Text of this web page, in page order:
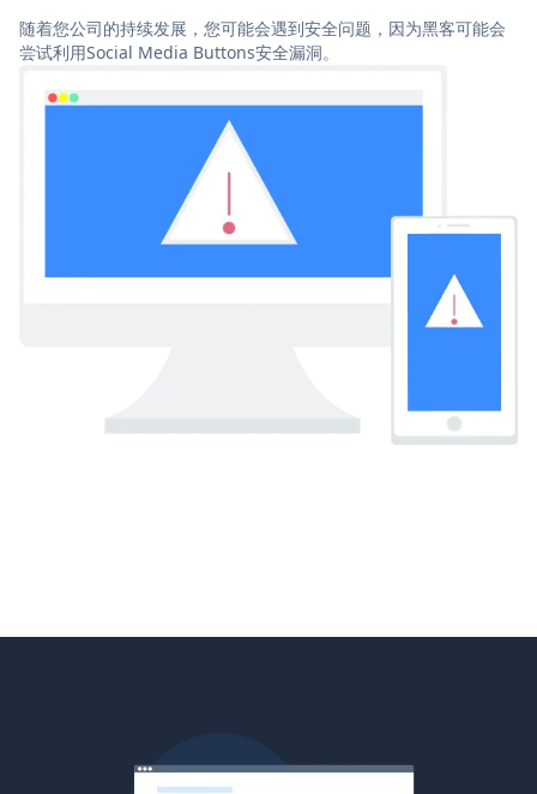
随着您公司的持续发展，您可能会遇到安全问题，因为黑客可能会
尝试利用Social Media Buttons安全漏洞。